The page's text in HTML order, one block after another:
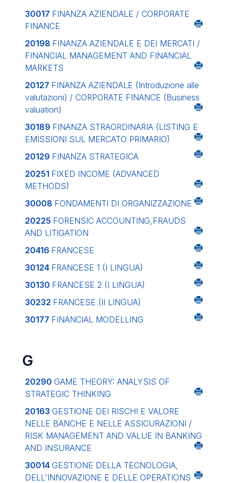
30017 FINANZA AZIENDALE / CORPORATE
FINANCE
20198 FINANZA AZIENDALE E DEI MERCATI /
FINANCIAL MANAGEMENT AND FINANCIAL
MARKETS
20127 FINANZA AZIENDALE (Introduzione alle
valutazioni) / CORPORATE FINANCE (Business
valuation)
30189 FINANZA STRAORDINARIA (LISTING E
EMISSIONI SUL MERCATO PRIMARIO)
20129 FINANZA STRATEGICA
20251 FIXED INCOME (ADVANCED
METHODS)
30008 FONDAMENTI DI ORGANIZZAZIONE
20225 FORENSIC ACCOUNTING,FRAUDS
AND LITIGATION
20416 FRANCESE
30124 FRANCESE 1 (I LINGUA)
30130 FRANCESE 2 (I LINGUA)
30232 FRANCESE (II LINGUA)
30177 FINANCIAL MODELLING
G
20290 GAME THEORY: ANALYSIS OF
STRATEGIC THINKING
20163 GESTIONE DEI RISCHI E VALORE
NELLE BANCHE E NELLE ASSICURAZIONI /
RISK MANAGEMENT AND VALUE IN BANKING
AND INSURANCE
30014 GESTIONE DELLA TECNOLOGIA,
DELL'INNOVAZIONE E DELLE OPERATIONS